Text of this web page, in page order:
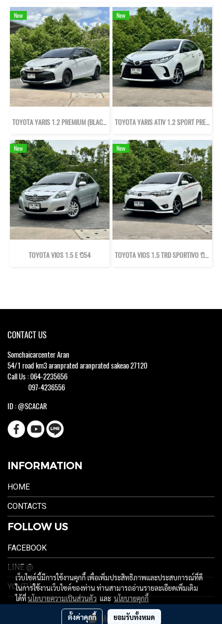
Message Us
New
TOYOTA YARIS 1.2 PREMIUM (BLACK ROOF) ปี66
New
TOYOTA YARIS ATIV 1.2 SPORT PREMIUM ปี64
New
TOYOTA VIOS 1.5 E ปี54
New
TOYOTA VIOS 1.5 TRD SPORTIVO ปี57
CONTACT US
Somchaicarcenter Aran
54/1 road km3 aranprated aranprated sakeao 27120
Call Us : 064-2235656
097-4236556
ID : @SCACAR
INFORMATION
HOME
CONTACTS
FOLLOW US
FACEBOOK
LINE @
YOUTUBE
เว็บไซต์นี้มีการใช้งานคุกกี้ เพื่อเพิ่มประสิทธิภาพและประสบการณ์ที่ดี
ในการใช้งานเว็บไซต์ของท่าน ท่านสามารถอ่านรายละเอียดเพิ่มเติม
ได้ที่นโยบายความเป็นส่วนตัวและนโยบายคุกกี้
ตั้งค่าคุกกี้ ยอมรับทั้งหมด